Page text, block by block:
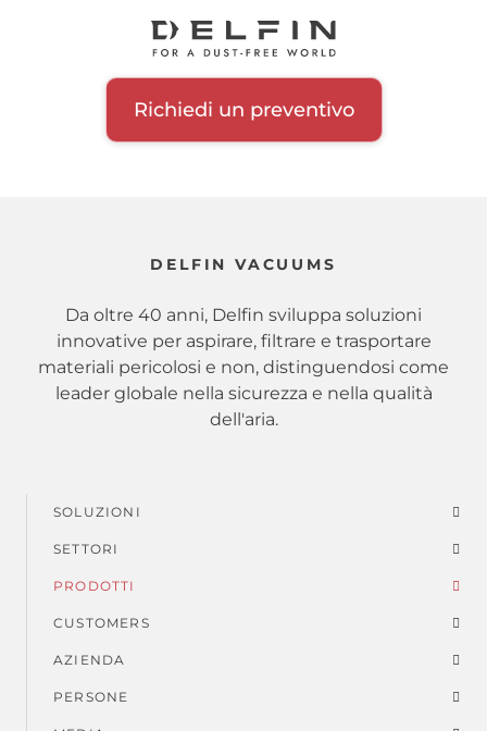
Richiedi un preventivo
DELFIN VACUUMS
Da oltre 40 anni, Delfin sviluppa soluzioni
innovative per aspirare, filtrare e trasportare
materiali pericolosi e non, distinguendosi come
leader globale nella sicurezza e nella qualità
dell'aria.
Menu
di
piè
di
pagina
SOLUZIONI
SETTORI
PRODOTTI
CUSTOMERS
AZIENDA
PERSONE